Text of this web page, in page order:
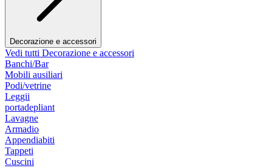
Decorazione e accessori
Vedi tutti Decorazione e accessori
Banchi/Bar
Mobili ausiliari
Podi/vetrine
Leggii
portadepliant
Lavagne
Armadio
Appendiabiti
Tappeti
Cuscini